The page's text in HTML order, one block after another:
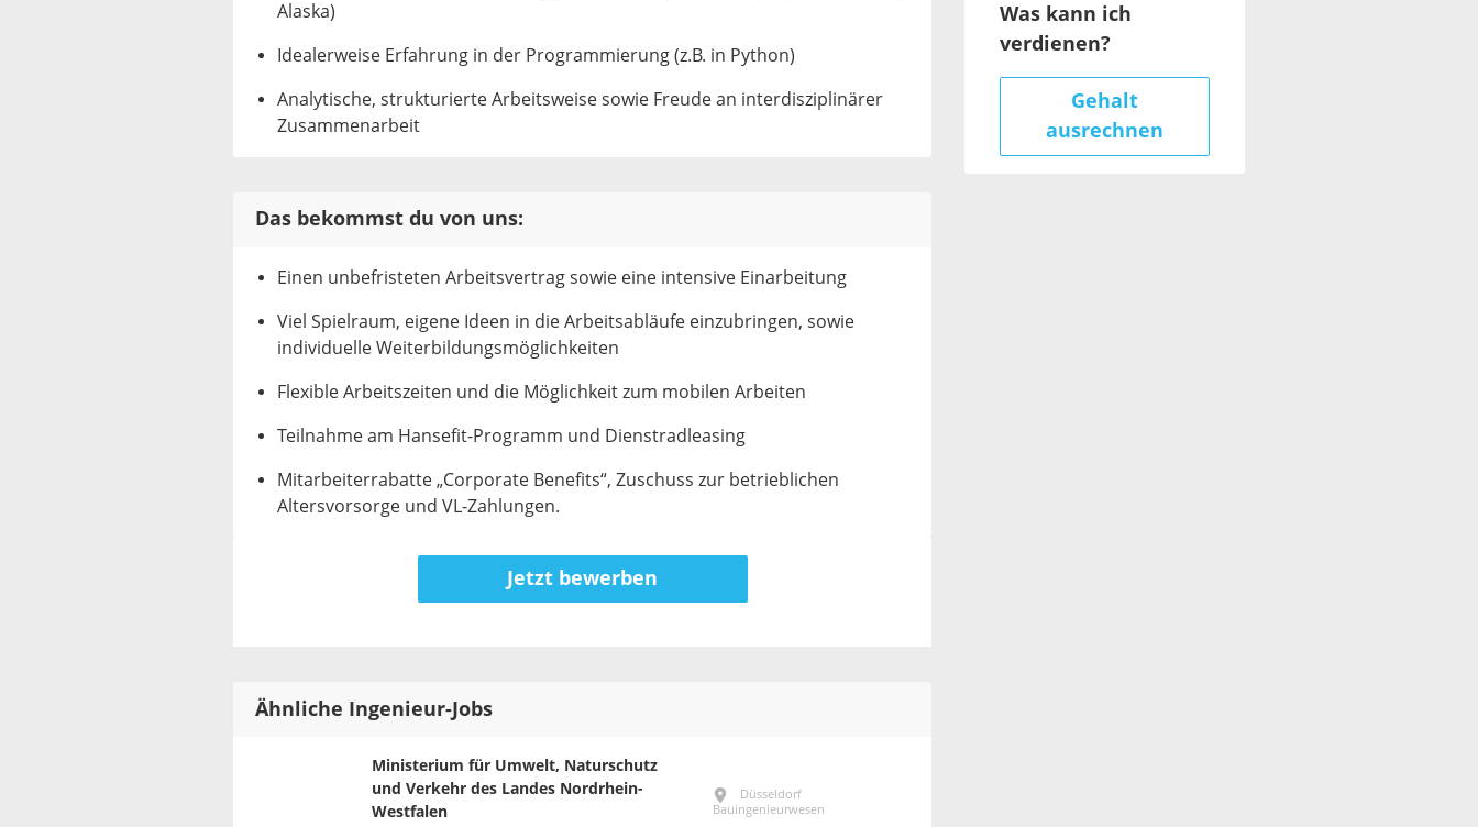
Alaska)
Idealerweise Erfahrung in der Programmierung (z.B. in Python)
Analytische, strukturierte Arbeitsweise sowie Freude an interdisziplinärer
Zusammenarbeit
Das bekommst du von uns:
Einen unbefristeten Arbeitsvertrag sowie eine intensive Einarbeitung
Viel Spielraum, eigene Ideen in die Arbeitsabläufe einzubringen, sowie
individuelle Weiterbildungsmöglichkeiten
Flexible Arbeitszeiten und die Möglichkeit zum mobilen Arbeiten
Teilnahme am Hansefit-Programm und Dienstradleasing
Mitarbeiterrabatte „Corporate Benefits“, Zuschuss zur betrieblichen
Altersvorsorge und VL-Zahlungen.
Jetzt bewerben
Was kann ich
verdienen?
Gehalt
ausrechnen
Ähnliche Ingenieur-Jobs
Ministerium für Umwelt, Naturschutz
und Verkehr des Landes Nordrhein-
Westfalen
Düsseldorf
Bauingenieurwesen